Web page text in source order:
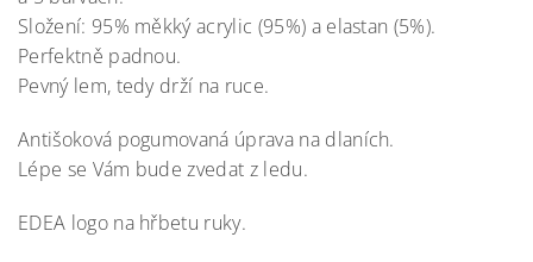
Složení: 95% měkký acrylic (95%) a elastan (5%).
Perfektně padnou.
Pevný lem, tedy drží na ruce.
Antišoková pogumovaná úprava na dlaních.
Lépe se Vám bude zvedat z ledu.
EDEA logo na hřbetu ruky.